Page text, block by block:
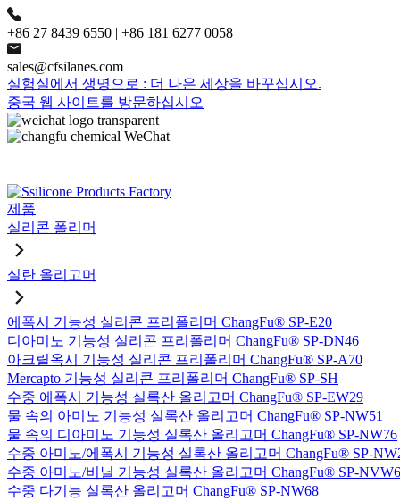
+86 27 8439 6550 | +86 181 6277 0058
sales@cfsilanes.com
실험실에서 생명으로 : 더 나은 세상을 바꾸십시오.
중국 웹 사이트를 방문하십시오
제품
실리콘 폴리머
실란 올리고머
에폭시 기능성 실리콘 프리폴리머 ChangFu® SP-E20
디아미노 기능성 실리콘 프리폴리머 ChangFu® SP-DN46
아크릴옥시 기능성 실리콘 프리폴리머 ChangFu® SP-A70
Mercapto 기능성 실리콘 프리폴리머 ChangFu® SP-SH
수중 에폭시 기능성 실록산 올리고머 ChangFu® SP-EW29
물 속의 아미노 기능성 실록산 올리고머 ChangFu® SP-NW51
물 속의 디아미노 기능성 실록산 올리고머 ChangFu® SP-NW76
수중 아미노/에폭시 기능성 실록산 올리고머 ChangFu® SP-
수중 아미노/비닐 기능성 실록산 올리고머 ChangFu® SP-
수중 다기능 실록산 올리고머 ChangFu® SP-NW68